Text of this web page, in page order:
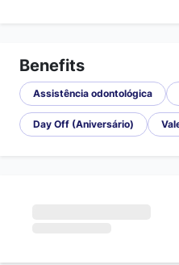
Benefits
Assistência odontológica
Day Off (Aniversário)